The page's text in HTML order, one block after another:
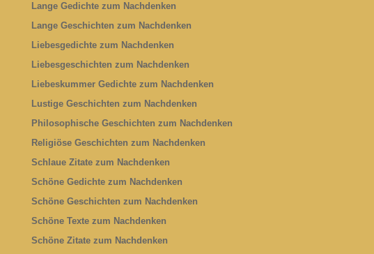
Lange Gedichte zum Nachdenken
Lange Geschichten zum Nachdenken
Liebesgedichte zum Nachdenken
Liebesgeschichten zum Nachdenken
Liebeskummer Gedichte zum Nachdenken
Lustige Geschichten zum Nachdenken
Philosophische Geschichten zum Nachdenken
Religiöse Geschichten zum Nachdenken
Schlaue Zitate zum Nachdenken
Schöne Gedichte zum Nachdenken
Schöne Geschichten zum Nachdenken
Schöne Texte zum Nachdenken
Schöne Zitate zum Nachdenken